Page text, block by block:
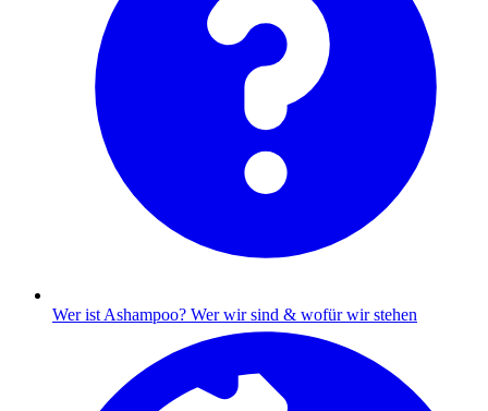
Wer ist Ashampoo? Wer wir sind & wofür wir stehen